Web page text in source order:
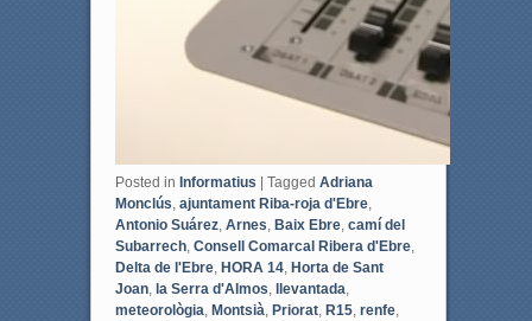
Posted in Informatius Tagged Adriana
Monclús, ajuntament Riba-roja d'Ebre,
Antonio Suárez, Arnes, Baix Ebre, camí del
Subarrech, Consell Comarcal Ribera d'Ebre,
Delta de l'Ebre, HORA 14, Horta de Sant
Joan, la Serra d'Almos, llevantada,
meteorològia, Montsià, Priorat, R15, renfe,